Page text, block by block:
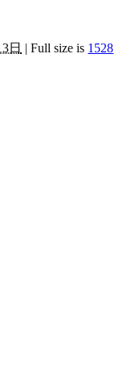
日 | Full size is 1528